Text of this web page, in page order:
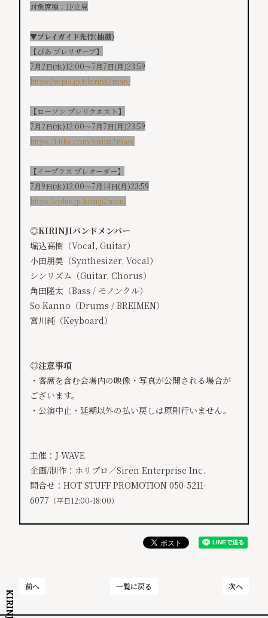
対象席種：1F立見
▼プレイガイド先行(抽選)
【ぴあ プレリザーブ】
7月2日(水)12:00〜7月7日(月)23:59
https://w.pia.jp/t/kirinji2man/
【ローソン プレリクエスト】
7月2日(水)12:00〜7月7日(月)23:59
https://l-tike.com/kirinji2man/
【イープラス プレオーダー】
7月9日(水)12:00〜7月14日(月)23:59
https://eplus.jp/kirinji2man/
◎KIRINJIバンドメンバー
堀込高樹（Vocal, Guitar）
小田朋美（Synthesizer, Vocal）
シンリズム（Guitar, Chorus）
角田隆太（Bass / モノンクル）
So Kanno（Drums / BREIMEN）
宮川純（Keyboard）
◎注意事項
・客席を含む会場内の映像・写真が公開される場合が
ございます。
・公演中止・延期以外の払い戻しは原則行いません。
主催：J-WAVE
企画/制作：ホリプロ／Siren Enterprise Inc.
問合せ：HOT STUFF PROMOTION 050-5211-
6077 （平日12:00-18:00）
前へ 一覧に戻る 次へ